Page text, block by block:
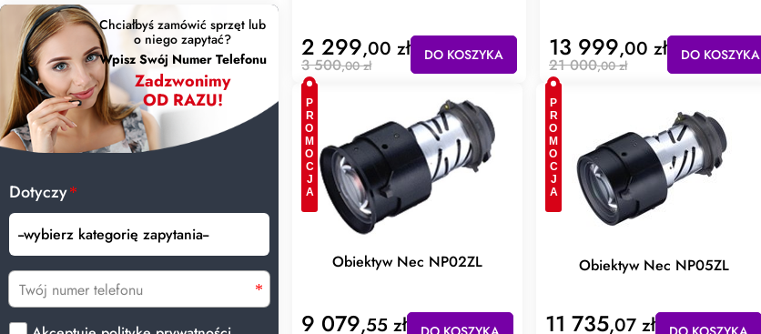
2 299,00 zł
3 500,00 zł
DO KOSZYKA 13 999,00 zł
21 000,00 zł
DO KOSZYKA
PROMOCJA
Obiektyw Nec NP02ZL
9 079,55 zł
PROMOCJA
Obiektyw Nec NP05ZL
11 735,07 zł
Chciałbyś zamówić sprzęt lub
o niego zapytać?
Wpisz Swój Numer Telefonu
Zadzwonimy
OD RAZU!
Dotyczy